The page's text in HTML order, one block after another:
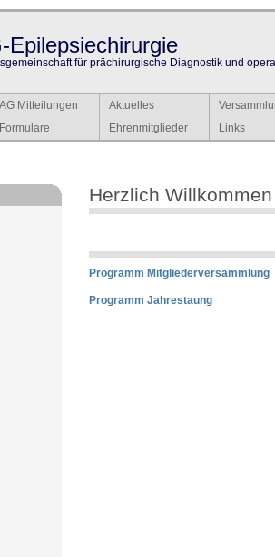
Epilepsiechirurgie
für prächirurgische Diagnostik und
AG Mitteilungen Aktuelles
Formulare Ehrenmitglieder Links
Herzlich Willkommen
Programm Mitgliederversammlung
Programm Jahrestaung